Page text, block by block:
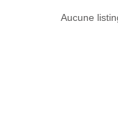
Aucune